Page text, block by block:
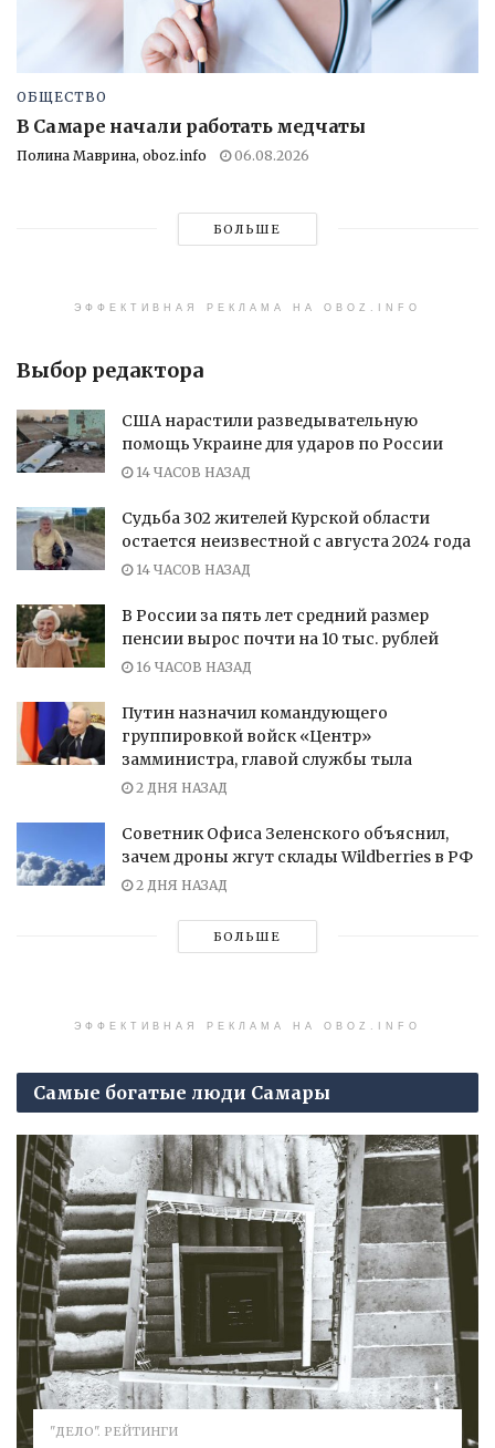
ОБЩЕСТВО
В Самаре начали работать медчаты
Полина Маврина, oboz.info 06.08.2026
БОЛЬШЕ
ЭФФЕКТИВНАЯ РЕКЛАМА НА OBOZ.INFO
Выбор редактора
США нарастили разведывательную
помощь Украине для ударов по России
14 ЧАСОВ НАЗАД
Судьба 302 жителей Курской области
остается неизвестной с августа 2024 года
14 ЧАСОВ НАЗАД
В России за пять лет средний размер
пенсии вырос почти на 10 тыс. рублей
16 ЧАСОВ НАЗАД
Путин назначил командующего
группировкой войск «Центр»
замминистра, главой службы тыла
2 ДНЯ НАЗАД
Советник Офиса Зеленского объяснил,
зачем дроны жгут склады Wildberries в РФ
2 ДНЯ НАЗАД
БОЛЬШЕ
ЭФФЕКТИВНАЯ РЕКЛАМА НА OBOZ.INFO
Самые богатые люди Самары
"ДЕЛО". РЕЙТИНГИ